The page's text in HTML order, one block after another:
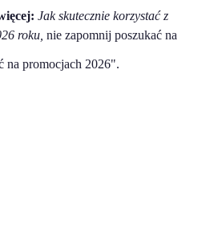
Jak skutecznie korzystać z
roku, nie zapomnij poszukać na
na promocjach 2026".